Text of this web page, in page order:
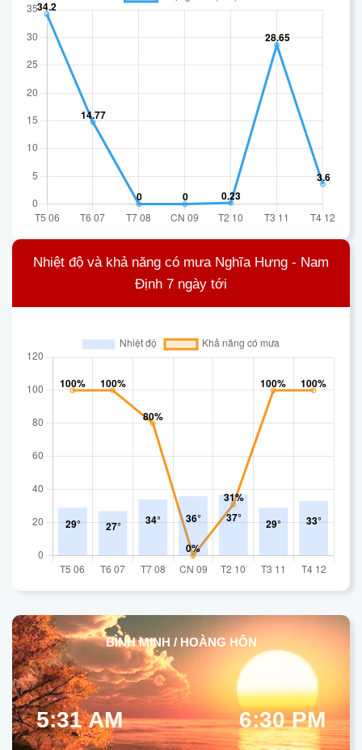
Nhiệt độ và khả năng có mưa Nghĩa Hưng - Nam
Định 7 ngày tới
BÌNH MINH / HOÀNG HÔN
5:31 AM 6:30 PM